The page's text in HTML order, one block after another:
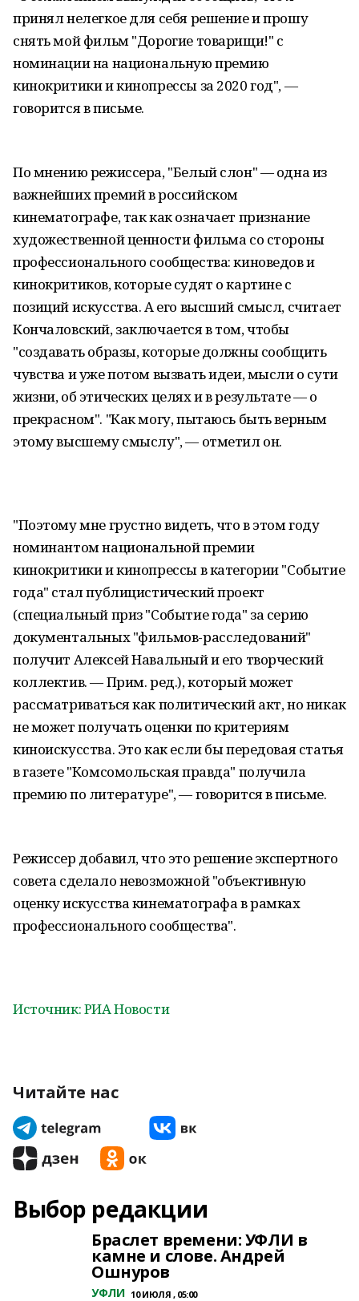
принял нелегкое для себя решение и прошу
снять мой фильм "Дорогие товарищи!" с
номинации на национальную премию
кинокритики и кинопрессы за 2020 год", —
говорится в письме.
По мнению режиссера, "Белый слон" — одна из
важнейших премий в российском
кинематографе, так как означает признание
художественной ценности фильма со стороны
профессионального сообщества: киноведов и
кинокритиков, которые судят о картине с
позиций искусства. А его высший смысл, считает
Кончаловский, заключается в том, чтобы
"создавать образы, которые должны сообщить
чувства и уже потом вызвать идеи, мысли о сути
жизни, об этических целях и в результате — о
прекрасном". "Как могу, пытаюсь быть верным
этому высшему смыслу", — отметил он.
"Поэтому мне грустно видеть, что в этом году
номинантом национальной премии
кинокритики и кинопрессы в категории "Событие
года" стал публицистический проект
(специальный приз "Событие года" за серию
документальных "фильмов-расследований"
получит Алексей Навальный и его творческий
коллектив. — Прим. ред.), который может
рассматриваться как политический акт, но никак
не может получать оценки по критериям
киноискусства. Это как если бы передовая статья
в газете "Комсомольская правда" получила
премию по литературе", — говорится в письме.
Режиссер добавил, что это решение экспертного
совета сделало невозможной "объективную
оценку искусства кинематографа в рамках
профессионального сообщества".
Источник: РИА Новости
Читайте нас
Выбор редакции
Браслет времени: УФЛИ в
камне и слове. Андрей
Ошнуров
УФЛИ 10 ИЮЛЯ , 05:00